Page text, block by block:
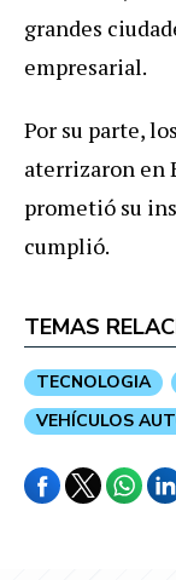
grandes
empresarial.
Por su parte,
aterrizaron en
prometió su
cumplió.
TEMAS
TECNOLOGIA
VEHÍCULOS